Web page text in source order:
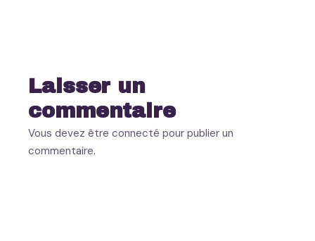
Laisser un
commentaire
Vous devezêtre connecté pour publier un
commentaire.